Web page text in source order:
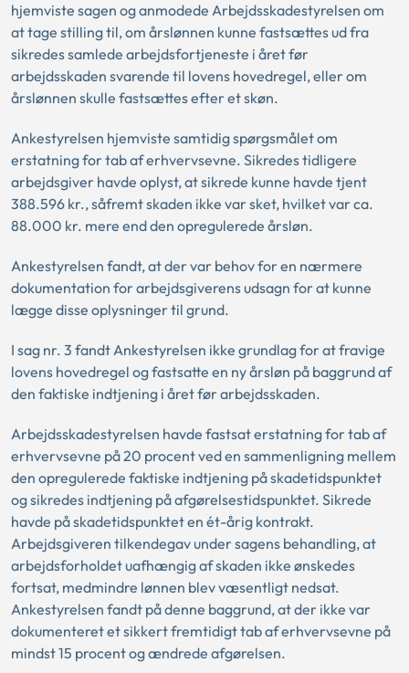
hjemviste sagen og anmodede Arbejdsskadestyrelsen om
at tage stilling til, om årslønnen kunne fastsættes ud fra
sikredes samlede arbejdsfortjeneste i året før
arbejdsskaden svarende til lovens hovedregel, eller om
årslønnen skulle fastsættes efter et skøn.
Ankestyrelsen hjemviste samtidig spørgsmålet om
erstatning for tab af erhvervsevne. Sikredes tidligere
arbejdsgiver havde oplyst, at sikrede kunne havde tjent
388.596 kr., såfremt skaden ikke var sket, hvilket var ca.
88.000 kr. mere end den opregulerede årsløn.
Ankestyrelsen fandt, at der var behov for en nærmere
dokumentation for arbejdsgiverens udsagn for at kunne
lægge disse oplysninger til grund.
I sag nr. 3 fandt Ankestyrelsen ikke grundlag for at fravige
lovens hovedregel og fastsatte en ny årsløn på baggrund af
den faktiske indtjening i året før arbejdsskaden.
Arbejdsskadestyrelsen havde fastsat erstatning for tab af
erhvervsevne på 20 procent ved en sammenligning mellem
den opregulerede faktiske indtjening på skadetidspunktet
og sikredes indtjening på afgørelsestidspunktet. Sikrede
havde på skadetidspunktet en ét-årig kontrakt.
Arbejdsgiveren tilkendegav under sagens behandling, at
arbejdsforholdet uafhængig af skaden ikke ønskedes
fortsat, medmindre lønnen blev væsentligt nedsat.
Ankestyrelsen fandt på denne baggrund, at der ikke var
dokumenteret et sikkert fremtidigt tab af erhvervsevne på
mindst 15 procent og ændrede afgørelsen.